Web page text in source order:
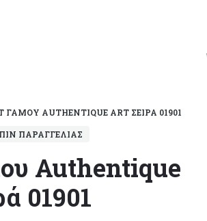
ΓΆΜΟΥ AUTHENTIQUE ART ΣΕΙΡΆ 01901
ΠΑΡΑΓΓΕΛΊΑΣ
Authentique
01901